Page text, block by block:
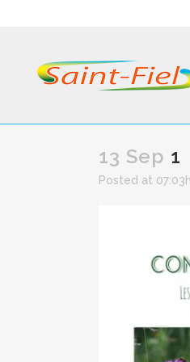
13 Sep 1
Posted at 07:03h